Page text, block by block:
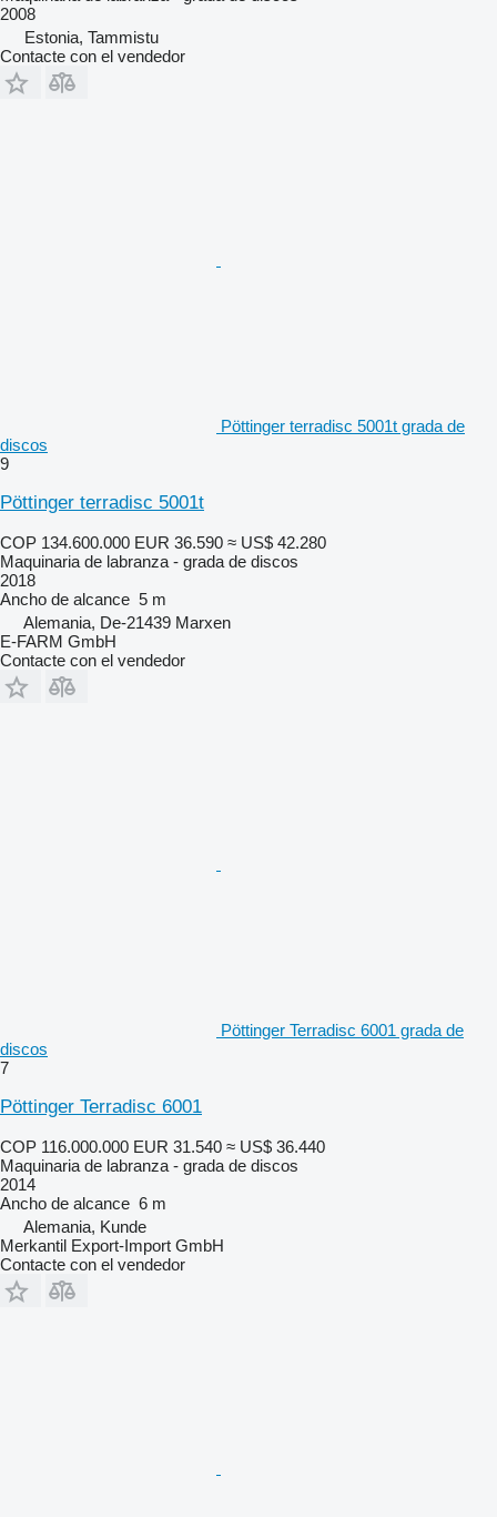
2008
Estonia, Tammistu
Contacte con el vendedor
Pöttinger terradisc 5001t grada de
discos
9
Pöttinger terradisc 5001t
COP 134.600.000 EUR 36.590 ≈ US$ 42.280
Maquinaria de labranza - grada de discos
2018
Ancho de alcance 5 m
Alemania, De-21439 Marxen
E-FARM GmbH
Contacte con el vendedor
Pöttinger Terradisc 6001 grada de
discos
7
Pöttinger Terradisc 6001
COP 116.000.000 EUR 31.540 ≈ US$ 36.440
Maquinaria de labranza - grada de discos
2014
Ancho de alcance 6 m
Alemania, Kunde
Merkantil Export-Import GmbH
Contacte con el vendedor